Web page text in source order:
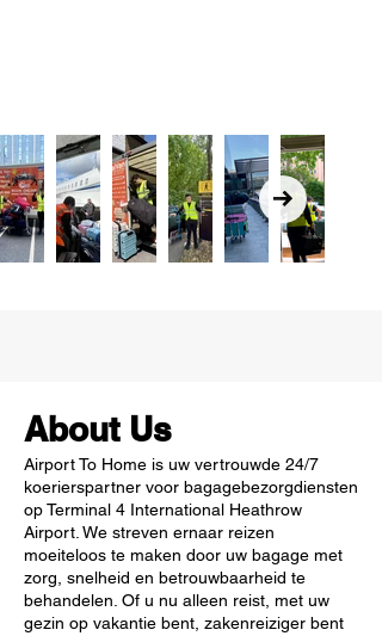
About Us
Airport To Home is uw vertrouwde 24/7
koerierspartner voor bagagebezorgdiensten
op Terminal 4 International Heathrow
Airport. We streven ernaar reizen
moeiteloos te maken door uw bagage met
zorg, snelheid en betrouwbaarheid te
behandelen. Of u nu alleen reist, met uw
gezin op vakantie bent, zakenreiziger bent